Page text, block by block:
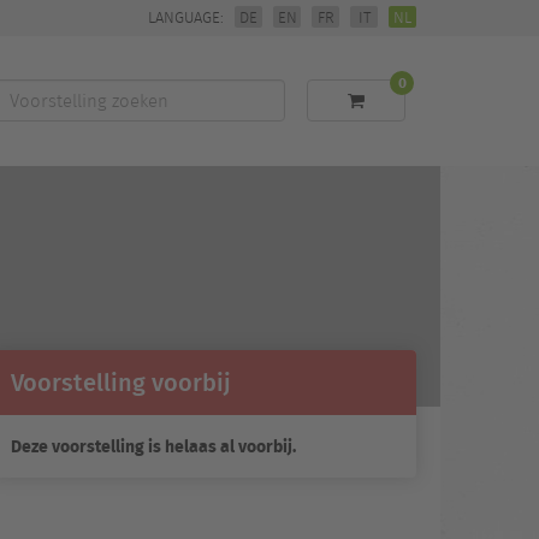
LANGUAGE: DE EN FR IT NL
0
Voorstelling voorbij
Deze voorstelling is helaas al voorbij.